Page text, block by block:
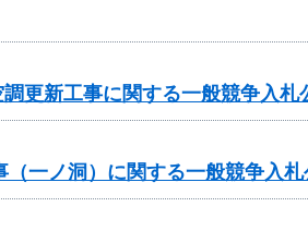
更新工事に関する一般競争入札
一ノ洞）に関する一般競争入札